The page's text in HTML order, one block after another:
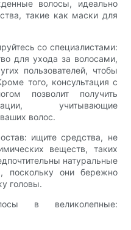
волосы, идеально
такие как маски для
со специалистами:
для ухода за волосами,
пользователей, чтобы
того, консультация с
позволит получить
учитывающие
волос.
ищите средства, не
веществ, таких
натуральные
поскольку они бережно
головы.
в великолепные: